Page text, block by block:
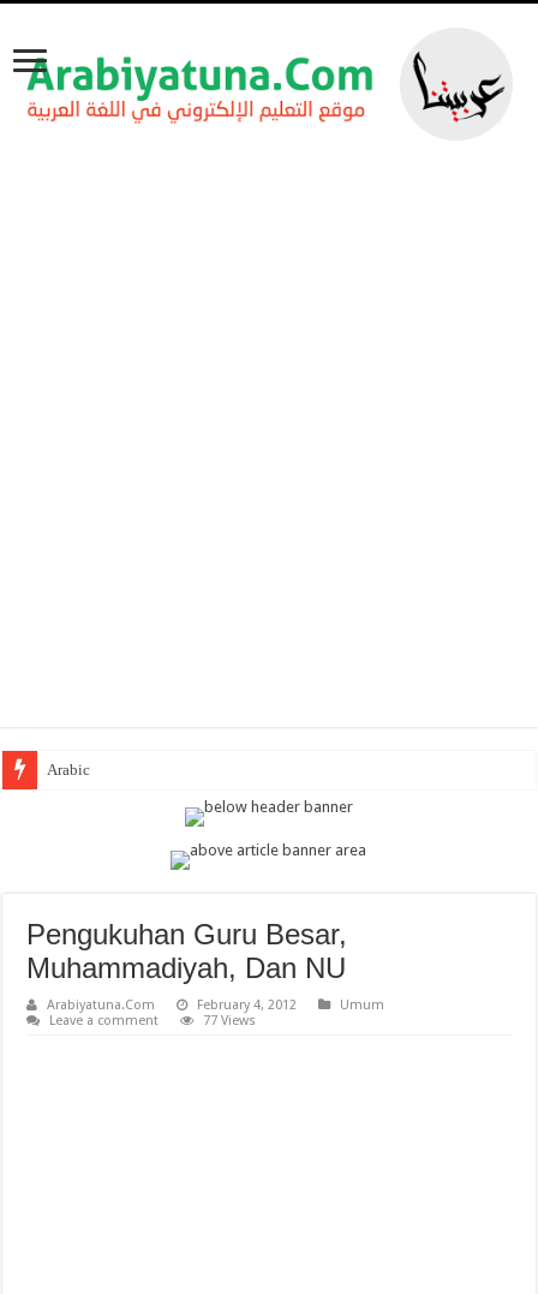
Arabic Thematic I
Pengukuhan Guru Besar,
Muhammadiyah, Dan NU
Arabiyatuna.Com February 4, 2012
Umum
Leave a comment
77 Views